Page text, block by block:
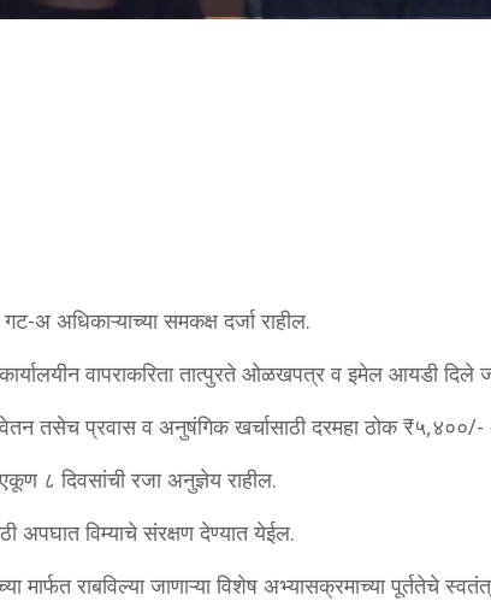
अ अधिकाऱ्याच्या समकक्ष दर्जा राहील.
वापराकरिता तात्पुरते ओळखपत्र व इमेल आयडी दिले
तसेच प्रवास व अनुषंगिक खर्चासाठी दरमहा ठोक
८ दिवसांची रजा अनुज्ञेय राहील.
अपघात विम्याचे संरक्षण देण्यात येईल.
मार्फत राबविल्या जाणाऱ्या विशेष अभ्यासक्रमाच्या पूर्ततेचे